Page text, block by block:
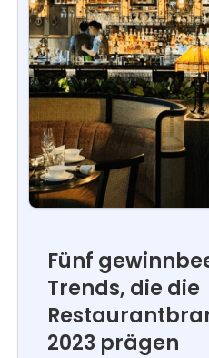
Fünf
Trends, die die
2023 prägen